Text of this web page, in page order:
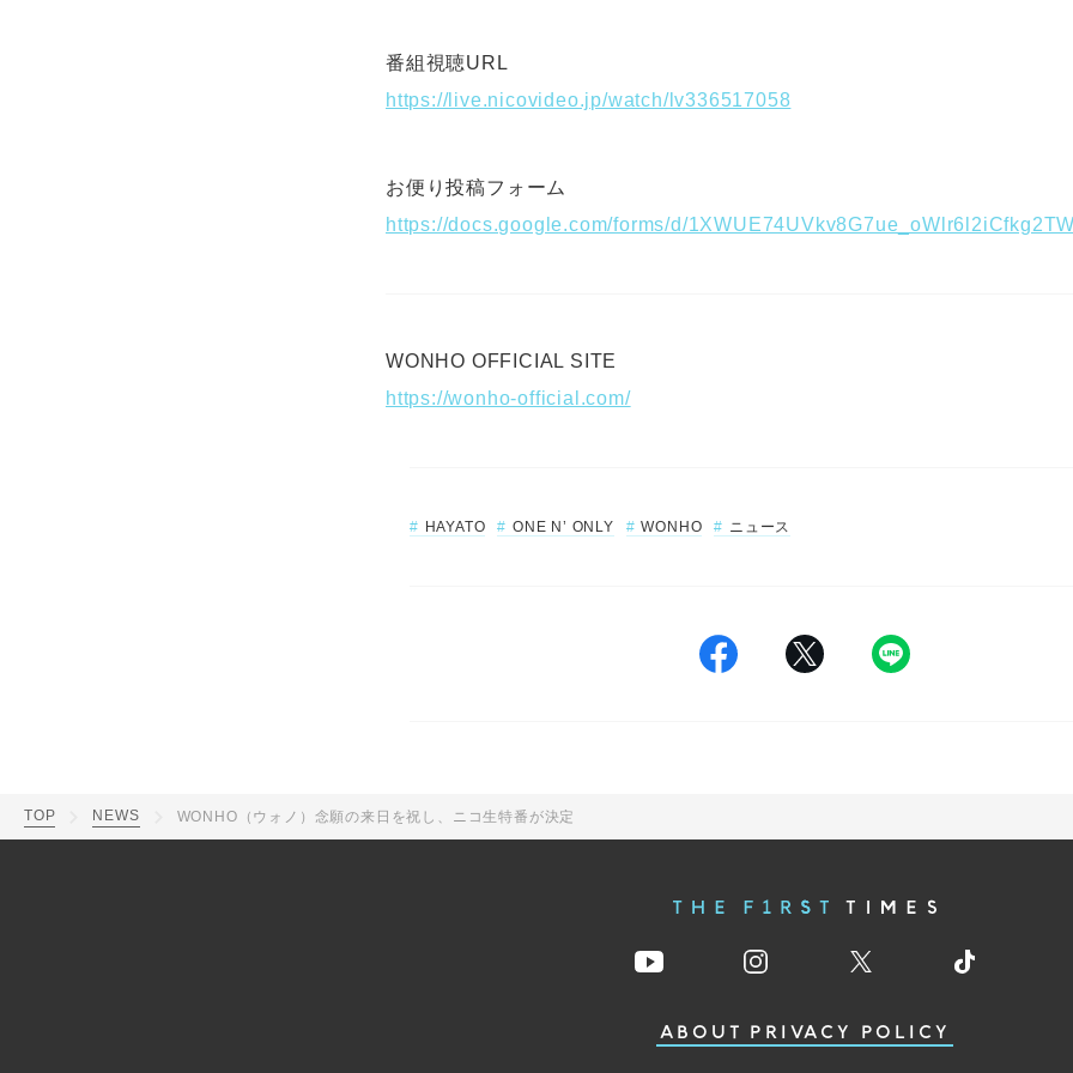
番組視聴URL
https://live.nicovideo.jp/watch/lv336517058
お便り投稿フォーム
WONHO OFFICIAL SITE
https://wonho-official.com/
HAYATO ONE N’ ONLY WONHO ニュース
TOP NEWS WONHO（ウォノ）念願の来日を祝し、ニコ生特番が決定
ABOUT PRIVACY POLICY